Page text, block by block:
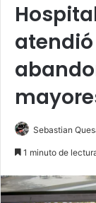
atendió
Sebastian
1 minuto de